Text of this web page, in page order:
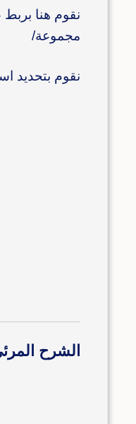
نقوم هنا
مجموعة/
نقوم بتحديد
الشرح